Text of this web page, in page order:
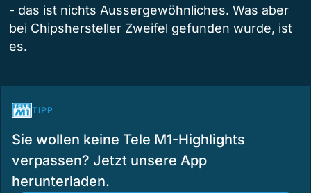
- das ist nichts Aussergewöhnliches. Was aber
bei Chipshersteller Zweifel gefunden wurde, ist
es.
TIPP
Sie wollen keine Tele M1-Highlights
verpassen? Jetzt unsere App
herunterladen.